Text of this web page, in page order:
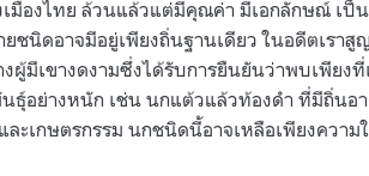
มืองไทย ล้วนแล้วแต่มีคุณค่า มีเอกลักษณ์ เป็
นิดอาจมีอยู่เพียงถิ่นฐานเดียว ในอดีตเราสู
งผู้มีเขางดงามซึ่งได้รับการยืนยันว่าพบเพีย
ธุ์อย่างหนัก เช่น นกแต้วแล้วท้องดำ ที่มีถิ่นอ
เกษตรกรรม นกชนิดนี้อาจเหลือเพียงความ